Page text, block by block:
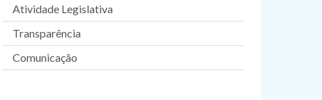
Atividade Legislativa
Transparência
Comunicação